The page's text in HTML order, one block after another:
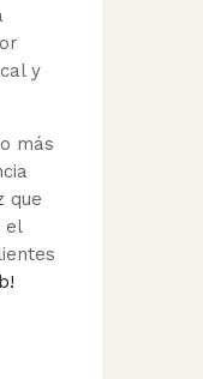
y
más
que
el